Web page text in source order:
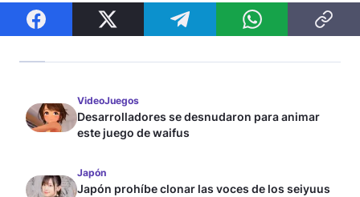
VideoJuegos
Desarrolladores se desnudaron para animar
este juego de waifus
Japón
Japón prohíbe clonar las voces de los seiyuus